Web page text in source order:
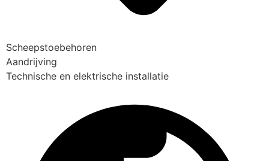
Scheepstoebehoren
Aandrijving
Technische en elektrische installatie